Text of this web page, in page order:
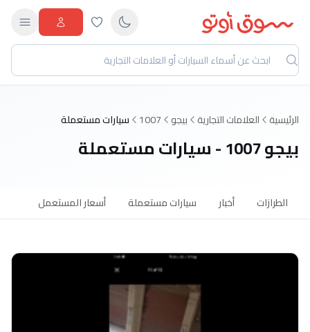
الرئيسية العلامات التجارية بيجو 1007 سيارات مستعملة
بيجو 1007 - سيارات مستعملة
الطرازات أخبار سيارات مستعملة أسعار المستعمل